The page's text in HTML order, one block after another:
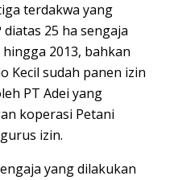
terdakwa yang
25 ha sengaja
2013, bahkan
Kecil sudah panen izin
PT Adei yang
koperasi Petani
izin.
yang dilakukan